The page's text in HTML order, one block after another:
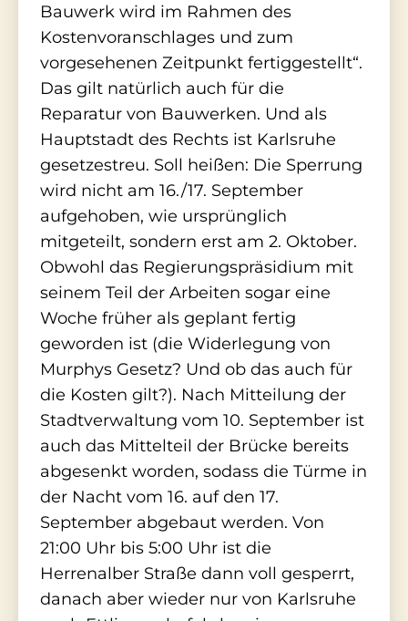
Bauwerk wird im Rahmen des
Kostenvoranschlages und zum
vorgesehenen Zeitpunkt fertiggestellt“.
Das gilt natürlich auch für die
Reparatur von Bauwerken. Und als
Hauptstadt des Rechts ist Karlsruhe
gesetzestreu. Soll heißen: Die Sperrung
wird nicht am 16./17. September
aufgehoben, wie ursprünglich
mitgeteilt, sondern erst am 2. Oktober.
Obwohl das Regierungspräsidium mit
seinem Teil der Arbeiten sogar eine
Woche früher als geplant fertig
geworden ist (die Widerlegung von
Murphys Gesetz? Und ob das auch für
die Kosten gilt?). Nach Mitteilung der
Stadtverwaltung vom 10. September ist
auch das Mittelteil der Brücke bereits
abgesenkt worden, sodass die Türme in
der Nacht vom 16. auf den 17.
September abgebaut werden. Von
21:00 Uhr bis 5:00 Uhr ist die
Herrenalber Straße dann voll gesperrt,
danach aber wieder nur von Karlsruhe